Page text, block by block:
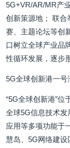
5G+VR/AR/MR产
创新策源地； 联合
赛、主题论坛等创
口树立全球产业品
性循环发展，逐步
5G全球创新港一号
“5G全球创新港”位
全球5G信息技术
应用等多项功能于
慧岛、5G网络建